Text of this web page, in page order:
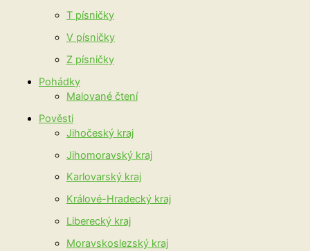
T písničky
V písničky
Z písničky
Pohádky
Malované čtení
Pověsti
Jihočeský kraj
Jihomoravský kraj
Karlovarský kraj
Králové-Hradecký kraj
Liberecký kraj
Moravskoslezský kraj